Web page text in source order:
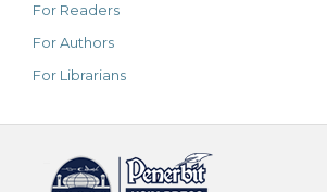
For Readers
For Authors
For Librarians